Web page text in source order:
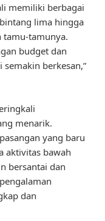
memiliki berbagai
lima hingga
tamu-tamunya.
budget dan
berkesan,”
menarik.
yang baru
aktivitas bawah
bersantai dan
dan